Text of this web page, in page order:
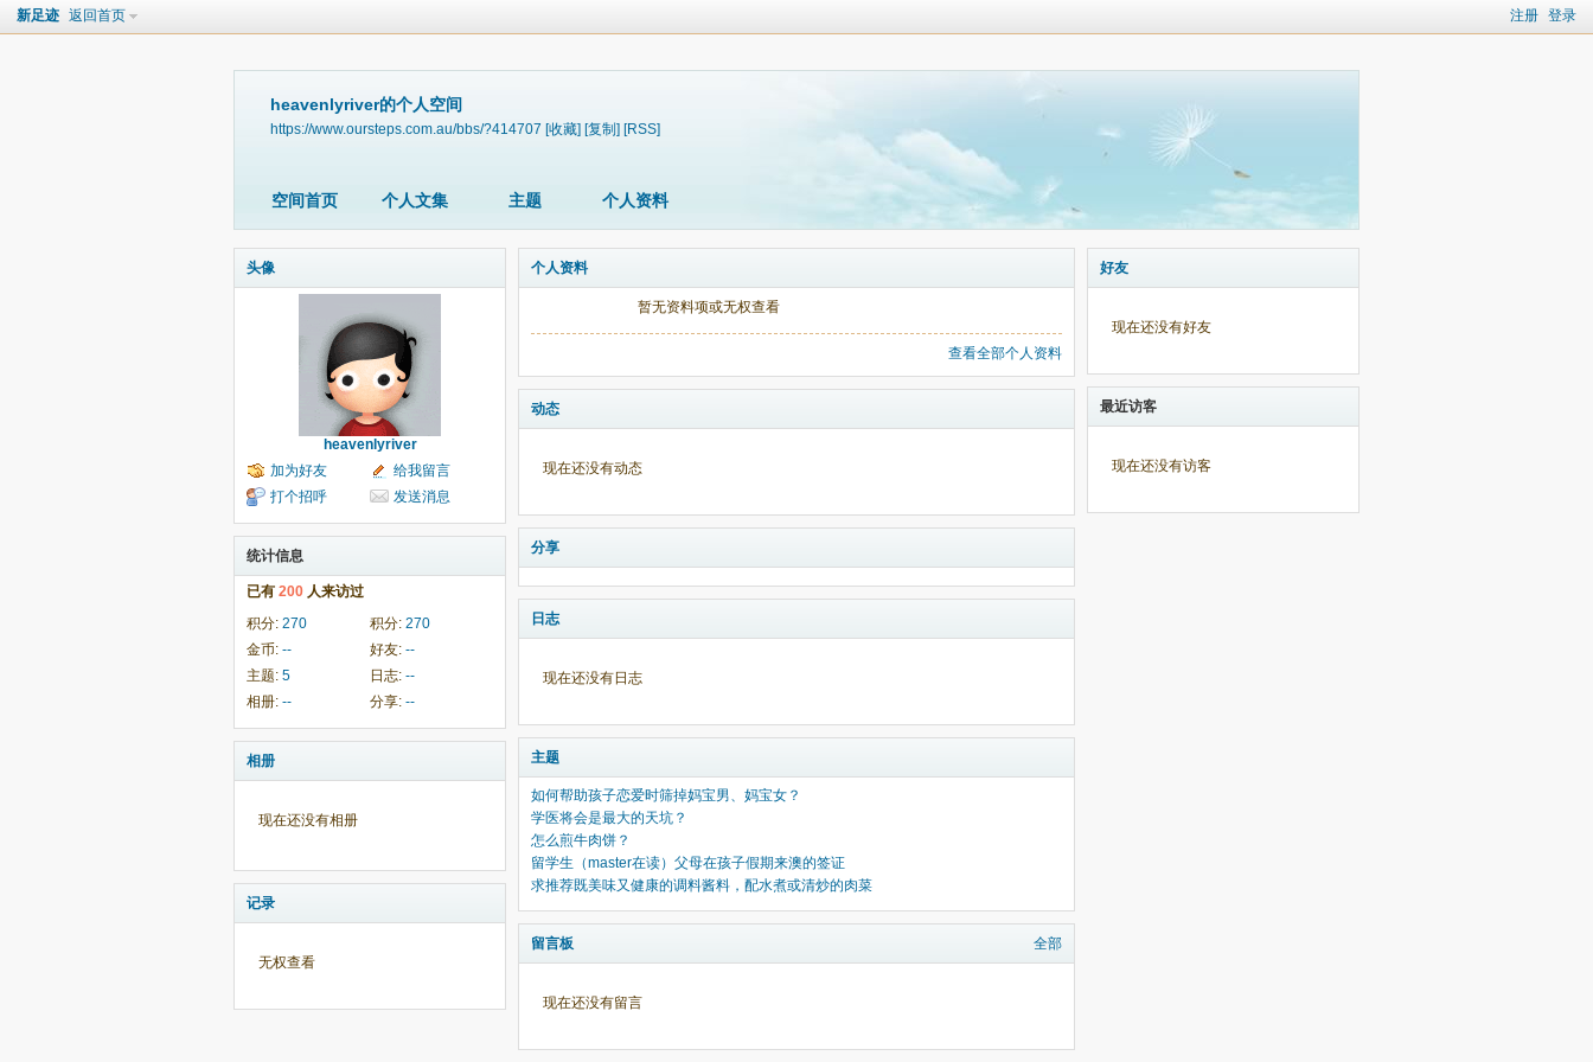
注册 登录
新足迹 返回首页
heavenlyriver的个人空间
https://www.oursteps.com.au/bbs/?414707 [收藏] [复制] [RSS]
空间首页 个人文集 主题 个人资料
头像
heavenlyriver
加为好友
给我留言
打个招呼
发送消息
统计信息
已有 200 人来访过
积分: 270 积分: 270
金币: -- 好友: --
主题: 5 日志: --
相册: -- 分享: --
相册
现在还没有相册
记录
无权查看
个人资料
暂无资料项或无权查看
查看全部个人资料
动态
现在还没有动态
分享
日志
现在还没有日志
主题
如何帮助孩子恋爱时筛掉妈宝男、妈宝女？
学医将会是最大的天坑？
怎么煎牛肉饼？
留学生（master在读）父母在孩子假期来澳的签证
求推荐既美味又健康的调料酱料，配水煮或清炒的肉菜
留言板 全部
现在还没有留言
好友
现在还没有好友
最近访客
现在还没有访客